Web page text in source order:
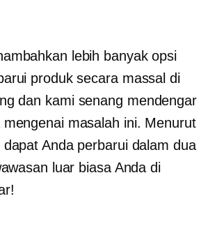
lebih banyak opsi
produk secara massal di
dan kami senang mendengar
mengenai masalah ini. Menurut
Anda perbarui dalam dua
luar biasa Anda di